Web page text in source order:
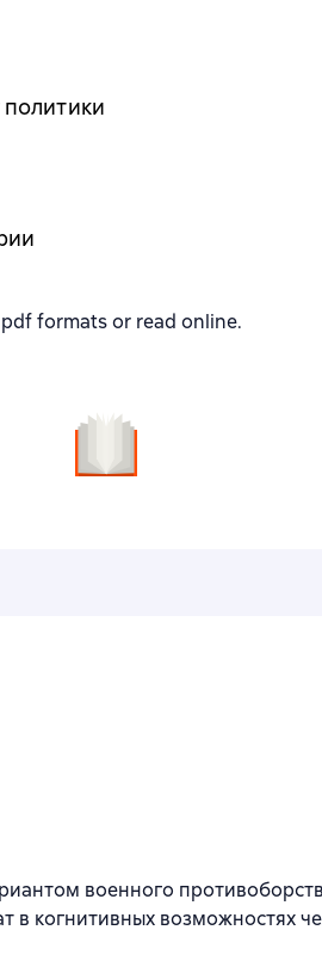
formats or read online.
военного
в когнитивных возможностях